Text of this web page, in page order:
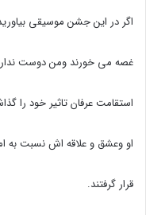
اگر در این جشن موسیقی
غصه می خورند ومن دوست ندارم
استقامت عرفان تاثیر خود را
او وعشق و علاقه اش نسبت به
قرار گرفتند.